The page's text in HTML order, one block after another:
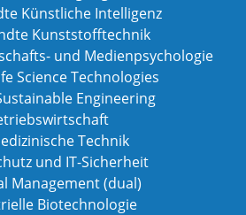
Künstliche Intelligenz
Kunststofftechnik
und Medienpsychologie
Science Technologies
Engineering
Technik
und IT-Sicherheit
Management (dual)
Biotechnologie